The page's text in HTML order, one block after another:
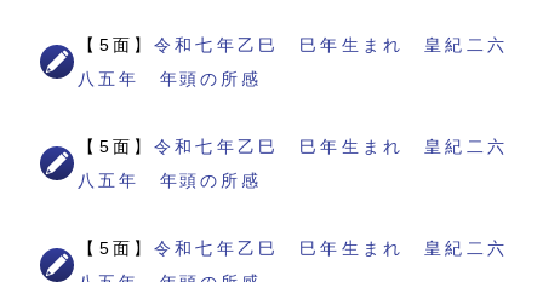
【5面】令和七年乙巳 巳年生まれ 皇紀二六
八五年 年頭の所感
【5面】令和七年乙巳 巳年生まれ 皇紀二六
八五年 年頭の所感
【5面】令和七年乙巳 巳年生まれ 皇紀二六